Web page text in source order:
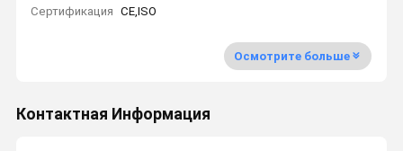
Сертификация CE,ISO
Осмотрите больше
Контактная Информация